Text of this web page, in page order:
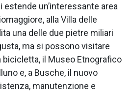
un’interessante area
alla Villa delle
una delle due pietre miliari
ma si possono visitare
bicicletta, il Museo Etnografico
e, a Busche, il nuovo
manutenzione e